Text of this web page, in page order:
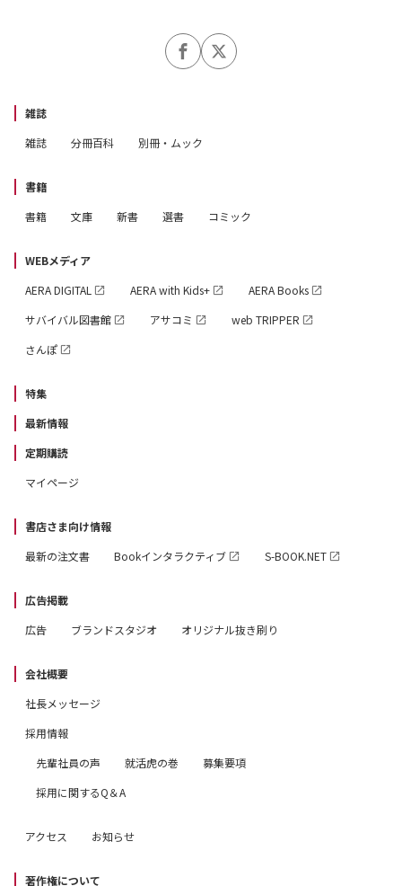
雑誌
雑誌
分冊百科 別冊・ムック
書籍
書籍
文庫 新書 選書 コミック
WEBメディア
AERA DIGITAL
AERA with Kids+
AERA Books
サバイバル図書館
アサコミ
web TRIPPER
さんぽ
特集
最新情報
定期購読
マイページ
書店さま向け情報
最新の注文書
Bookインタラクティブ S-BOOK.NET
広告掲載
広告
ブランドスタジオ オリジナル抜き刷り
会社概要
社長メッセージ
採用情報
先輩社員の声
就活虎の巻
募集要項
採用に関するQ＆A
アクセス お知らせ
著作権について